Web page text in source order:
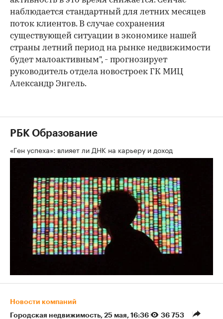
наблюдается стандартный для летних месяцев
поток клиентов. В случае сохранения
существующей ситуации в экономике нашей
страны летний период на рынке недвижимости
будет малоактивным", - прогнозирует
руководитель отдела новостроек ГК МИЦ
Александр Энгель.
РБК Образование
«Ген успеха»: влияет ли ДНК на карьеру и доход
Новости компаний
Городская недвижимость 25 мая, 16:36 36 753